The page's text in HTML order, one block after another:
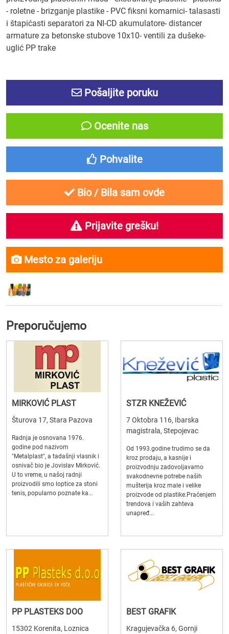
- roletne - brizganje plastike - PVC fiksni komarnici- talasasti
i štapićasti separatori za NI-CD akumulatore- distancer
armature za betonske stubove 10x10- ventili za dušeke-
uglić PP trake
Pošaljite poruku
Ocenite nas
Pohvalite
Bio / Bila sam ovde
Prijavite grešku!
Mesto za galeriju
Preporučujemo
MIRKOVIĆ PLAST
Šturova 17, Stara Pazova
Radnja je osnovana 1976.
godine pod nazivom
"Metalplast", a tadašnji vlasnik i
osnivač bio je Jovislav Mirković.
U to vreme, u našoj radnji
proizvodili smo loptice za stoni
tenis, popularno poznate ka...
STZR KNEŽEVIĆ
7 Oktobra 116, Ibarska
magistrala, Stepojevac
Od 1993.godine trudimo se da
kroz prodaju, a kasnije i
proizvodnju zadovoljavamo
svakodnevne potrebe naših
mušterija kroz male i velike
proizvode od plastike.Praćenjem
trendova i vaših zahteva
unapređ...
PP PLASTEKS DOO
15302 Korenita, Loznica
BEST GRAFIK
Kragujevačka 6, Gornji